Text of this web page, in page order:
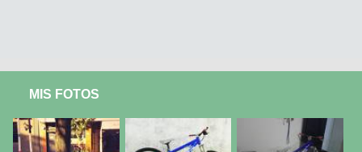
MIS FOTOS